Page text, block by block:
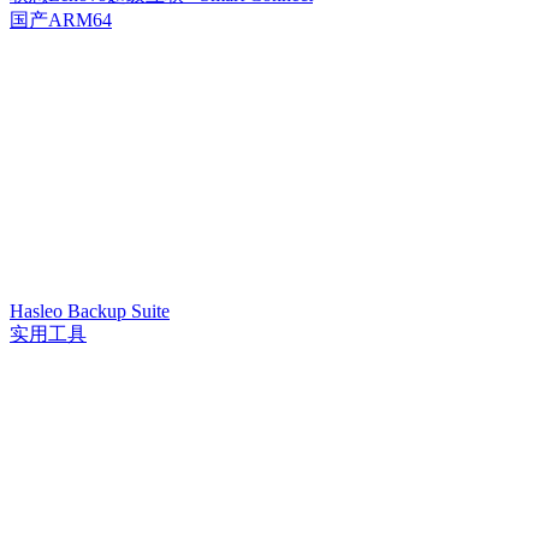
国产ARM64
Hasleo Backup Suite
实用工具